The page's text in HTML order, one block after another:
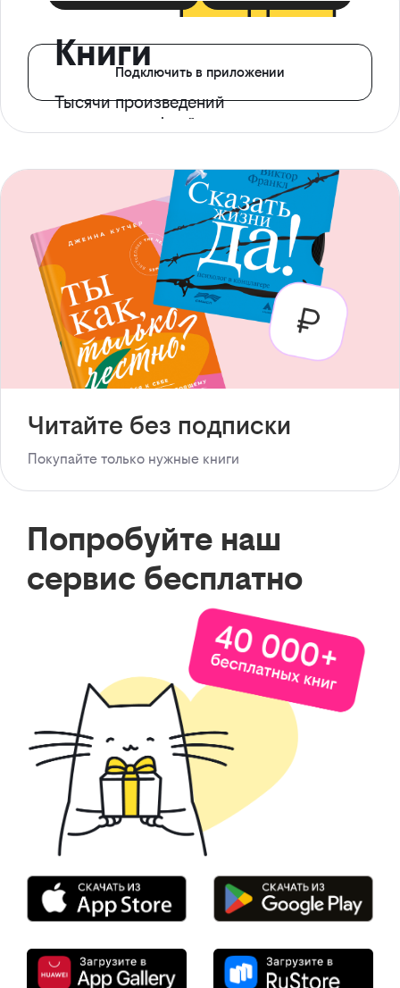
Книги
Тысячи произведений
с доступом офлайн
Подключить в приложении
Читайте без подписки
Покупайте только нужные книги
Попробуйте наш
сервис бесплатно